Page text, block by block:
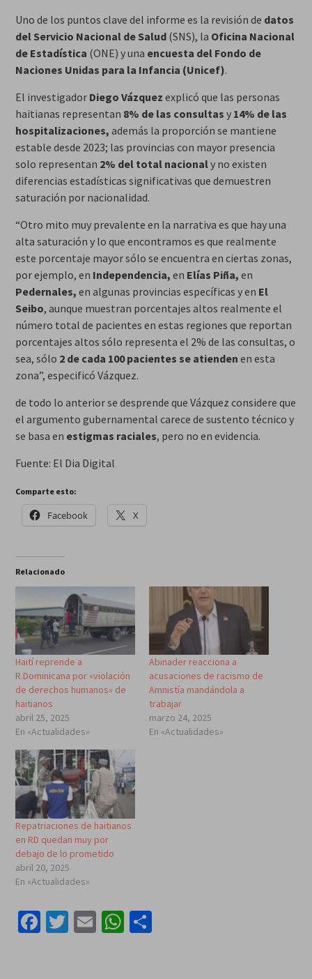
Uno de los puntos clave del informe es la revisión de datos
del Servicio Nacional de Salud(SNS), la Oficina Nacional
de Estadística (ONE) y una encuesta del Fondo de
Naciones Unidas para la Infancia (Unicef).
El investigador Diego Vázquez explicó que las personas
haitianas representan 8% de las consultas y 14% de las
hospitalizaciones, además la proporción se mantiene
estable desde 2023; las provincias con mayor presencia
solo representan 2% del total nacional y no existen
diferencias estadísticas significativas que demuestren
saturación por nacionalidad.
“Otro mito muy prevalente en la narrativa es que hay una
alta saturación y lo que encontramos es que realmente
este porcentaje mayor sólo se encuentra en ciertas zonas,
por ejemplo, en Independencia, en Elías Piña, en
Pedernales, en algunas provincias específicas y en El
Seibo, aunque muestran porcentajes altos realmente el
número total de pacientes en estas regiones que reportan
porcentajes altos sólo representa el 2% de las consultas, o
sea, sólo 2 de cada 100 pacientes se atienden en esta
zona”, especificó Vázquez.
de todo lo anterior se desprende que Vázquez considere que
el argumento gubernamental carece de sustento técnico y
se basa en estigmas raciales, pero no en evidencia.
Fuente: El Dia Digital
Comparte esto:
Facebook X
Relacionado
Haití reprende a
R.Dominicana por «violación
de derechos humanos» de
haitianos
abril 25, 2025
En «Actualidades»
Abinader reacciona a
acusaciones de racismo de
Amnistía mandándola a
trabajar
marzo 24, 2025
En «Actualidades»
Repatriaciones de haitianos
en RD quedan muy por
debajo de lo prometido
abril 20, 2025
En «Actualidades»
Facebook
Twitter
EmailWhatsApp
Compartir